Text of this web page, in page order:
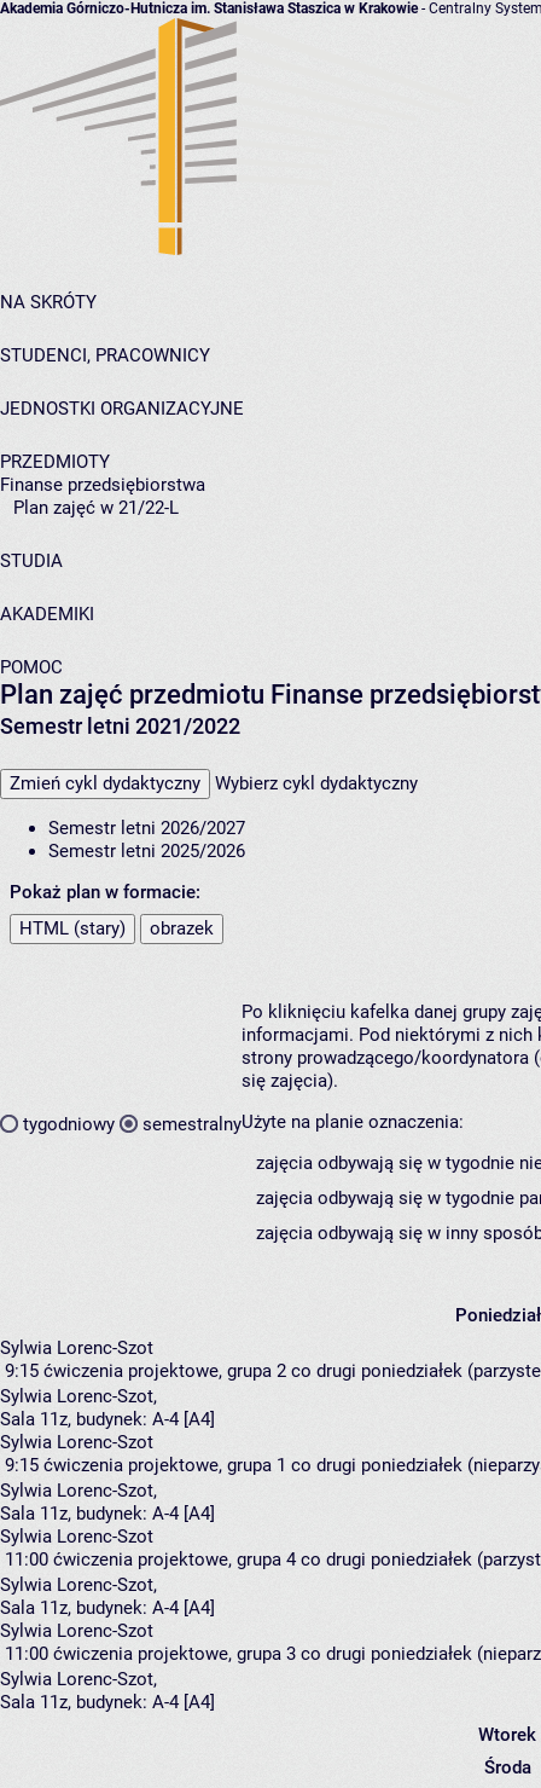
Akademia Górniczo-Hutnicza im. Stanisława Staszica w Krakowie- Centralny
NA SKRÓTY
STUDENCI, PRACOWNICY
JEDNOSTKI ORGANIZACYJNE
PRZEDMIOTY
Finanse przedsiębiorstwa
Plan zajęć w 21/22-L
STUDIA
AKADEMIKI
POMOC
Plan zajęć przedmiotu Finanse
Semestr letni 2021/2022
Zmień cykl dydaktyczny Wybierz cykl dydaktyczny
Semestr letni 2026/2027
Semestr letni 2025/2026
Pokaż plan w formacie:
HTML (stary)
obrazek
tygodniowy semestralny
Po kliknięciu kafelka danej grupy
informacjami. Pod niektórymi z nich
strony prowadzącego/koordynatora
się zajęcia).
Użyte na planie oznaczenia:
zajęcia odbywają się w tygodnie
zajęcia odbywają się w tygodnie
zajęcia odbywają się w inny
Sylwia Lorenc-Szot
9:15 ćwiczenia projektowe, grupa 2 co drugi poniedziałek
Sylwia Lorenc-Szot,
Sala 11z, budynek: A-4 [A4]
Sylwia Lorenc-Szot
9:15 ćwiczenia projektowe, grupa 1 co drugi poniedziałek
Sylwia Lorenc-Szot,
Sala 11z, budynek: A-4 [A4]
Sylwia Lorenc-Szot
11:00 ćwiczenia projektowe, grupa 4 co drugi poniedziałek
Sylwia Lorenc-Szot,
Sala 11z, budynek: A-4 [A4]
Sylwia Lorenc-Szot
11:00 ćwiczenia projektowe, grupa 3 co drugi poniedziałek
Sylwia Lorenc-Szot,
Sala 11z, budynek: A-4 [A4]
Wtorek
Środa